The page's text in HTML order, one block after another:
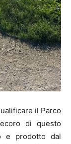
il Parco
di questo
e prodotto dal